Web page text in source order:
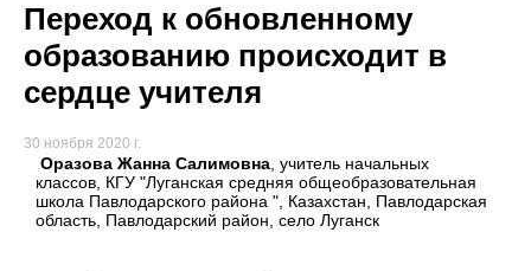
Переход к обновленному
образованию происходит в
сердце учителя
30 ноября 2020 г.
Оразова Жанна Салимовна, учитель начальных
классов, КГУ "Луганская средняя общеобразовательная
школа Павлодарского района ", Казахстан, Павлодарская
область, Павлодарский район, село Луганск